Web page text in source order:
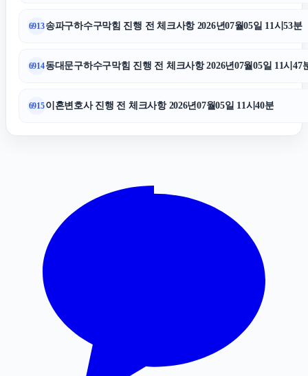
의정부학교폭력변호사
6913송파구하수구막힘 진행 전 체크사항 2026년07월05일 11시53분
6914동대문구하수구막힘 진행 전 체크사항 2026년07월05일 11시47
6915이혼변호사 진행 전 체크사항 2026년07월05일 11시40분